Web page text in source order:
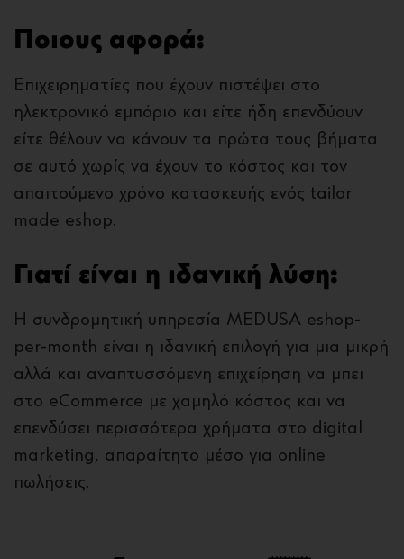
Ποιους αφορά:
Επιχειρηματίες που έχουν πιστέψει στο
ηλεκτρονικό εμπόριο και είτε ήδη επενδύουν
είτε θέλουν να κάνουν τα πρώτα τους βήματα
σε αυτό χωρίς να έχουν το κόστος και τον
απαιτούμενο χρόνο κατασκευής ενός tailor
made eshop.
Γιατί είναι η ιδανική λύση:
Η συνδρομητική υπηρεσία MEDUSA eshop-
per-month είναι η ιδανική επιλογή για μια μικρή
αλλά και αναπτυσσόμενη επιχείρηση να μπει
στο eCommerce με χαμηλό κόστος και να
επενδύσει περισσότερα χρήματα στο digital
marketing, απαραίτητο μέσο για online
πωλήσεις.